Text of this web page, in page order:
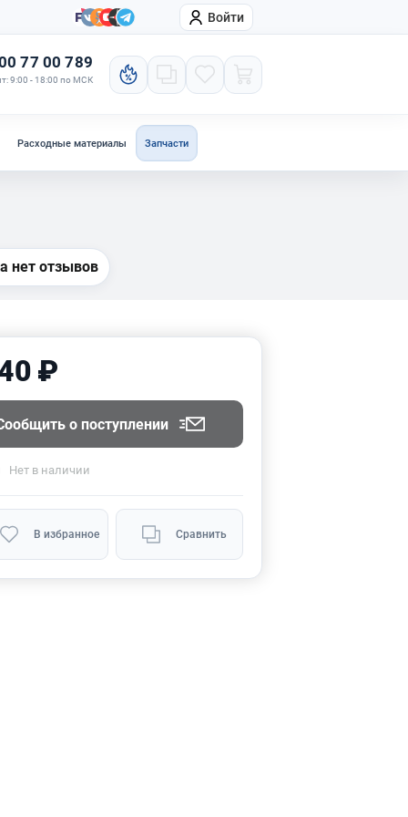
Компания Войти
77 00 789
9:00 - 18:00 по МСК
Расходные материалы Запчасти
нет отзывов
₽
о поступлении
Нет в наличии
В избранное Сравнить